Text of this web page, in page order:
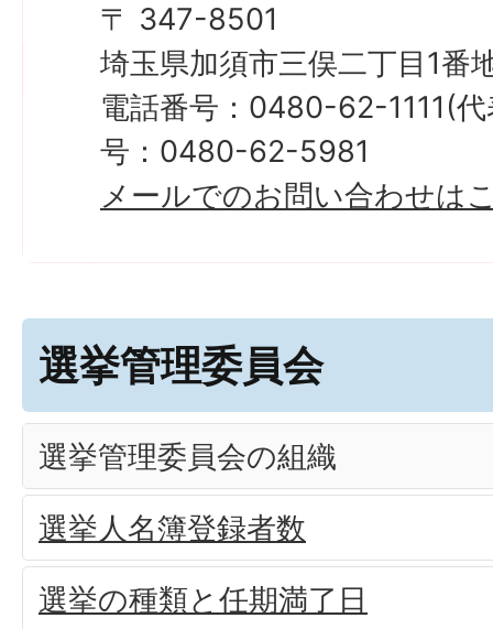
〒 347-8501
埼玉県加須市三俣二丁目1番
電話番号：0480-62-1111(
号：0480-62-5981
メールでのお問い合わせは
選挙管理委員会
選挙管理委員会の組織
選挙人名簿登録者数
選挙の種類と任期満了日